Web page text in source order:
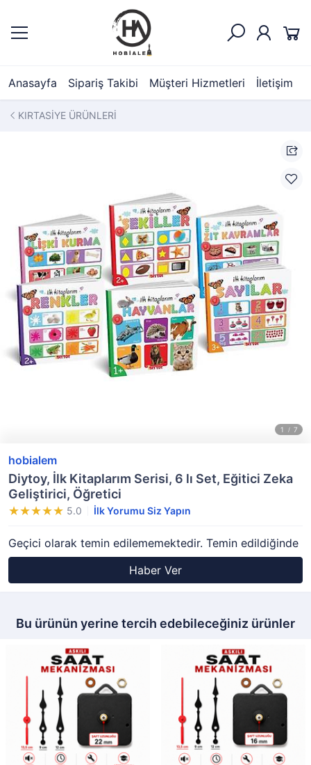
Anasayfa Sipariş Takibi Müşteri Hizmetleri İletişim
KIRTASİYE ÜRÜNLERİ
hobialem
Diytoy, İlk Kitaplarım Serisi, 6 lı Set, Eğitici Zeka
Geliştirici, Öğretici
5.0 İlk Yorumu Siz Yapın
Geçici olarak temin edilememektedir. Temin edildiğinde
Haber Ver
Bu ürünün yerine tercih edebileceğiniz ürünler